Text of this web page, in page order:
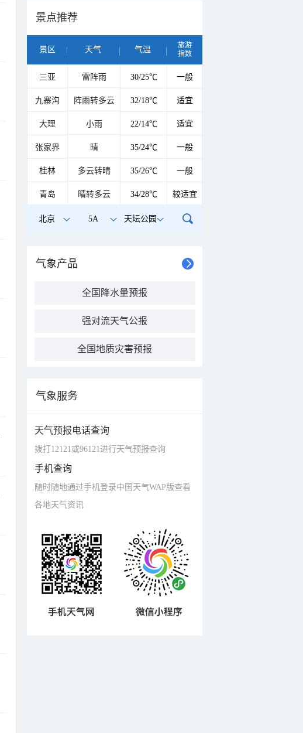
景点推荐
景区 天气 气温
旅游
指数
三亚 雷阵雨 30/25℃ 一般
九寨沟 阵雨转多云 32/18℃ 适宜
大理 小雨 22/14℃ 适宜
张家界 晴 35/24℃ 一般
桂林 多云转晴 35/26℃ 一般
青岛 晴转多云 34/28℃ 较适宜
北京 5A 天坛公园
气象产品
全国降水量预报
强对流天气公报
全国地质灾害预报
气象服务
天气预报电话查询
拨打12121或96121进行天气预报查询
手机查询
随时随地通过手机登录中国天气WAP版查看
各地天气资讯